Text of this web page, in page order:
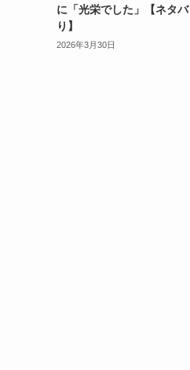
に「光栄でした」【ネタ
り】
2026年3月30日